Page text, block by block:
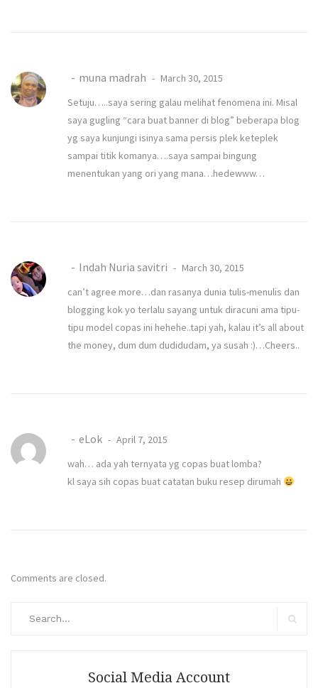
muna madrah
March 30, 2015
Setuju…..saya sering galau melihat fenomena ini. Misal
saya gugling “cara buat banner di blog” beberapa blog
yg saya kunjungi isinya sama persis plek keteplek
sampai titik komanya….saya sampai bingung
menentukan yang ori yang mana…hedewww…
Indah Nuria savitri
March 30, 2015
can’t agree more…dan rasanya dunia tulis-menulis dan
blogging kok yo terlalu sayang untuk diracuni ama tipu-
tipu model copas ini hehehe..tapi yah, kalau it’s all about
the money, dum dum dudidudam, ya susah :)…Cheers..
eLok
April 7, 2015
wah… ada yah ternyata yg copas buat lomba?
kl saya sih copas buat catatan buku resep dirumah
Comments are closed.
Social Media Account